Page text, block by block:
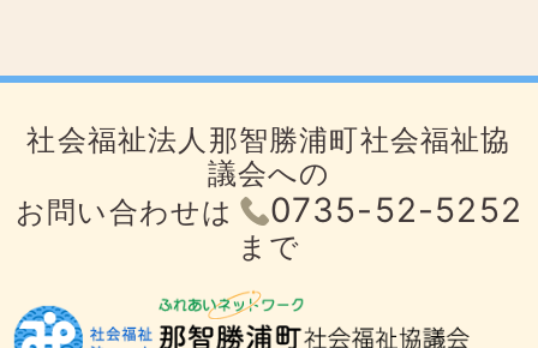
社会福祉法人那智勝浦町社会福祉協
議会への
お問い合わせは
0735-52-5252
まで